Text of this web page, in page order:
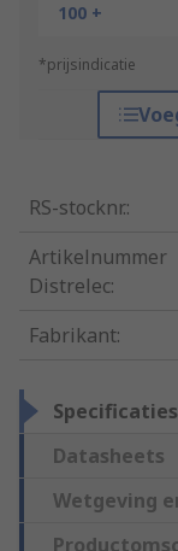
100 +
*prijsindicatie
RS-stocknr.:
Artikelnummer
Distrelec:
Fabrikant:
Specificaties
Datasheets
Wetgeving